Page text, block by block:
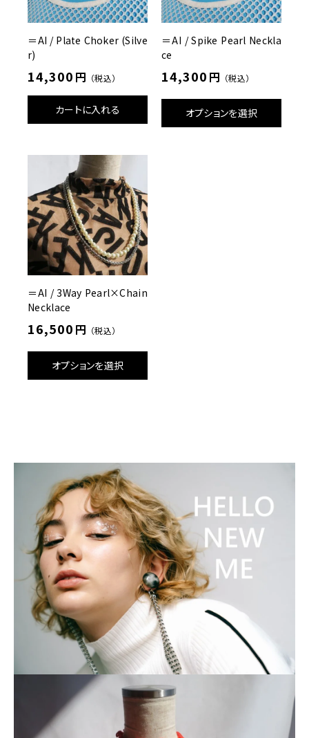
＝AI / Plate Choker (Silve
r)
14,300 円 （税込）
カートに入れる
＝AI / Spike Pearl Neckla
ce
14,300 円 （税込）
オプションを選択
＝AI / 3Way Pearl×Chain
Necklace
16,500 円 （税込）
オプションを選択